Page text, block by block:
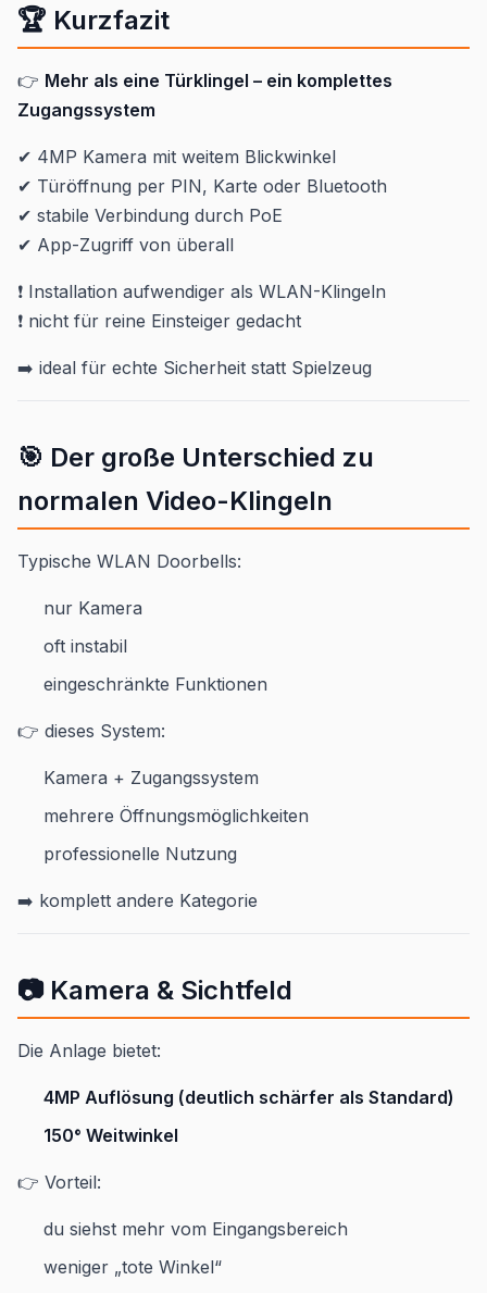
🏆 Kurzfazit
👉 Mehr als eine Türklingel – ein komplettes
Zugangssystem
✔ 4MP Kamera mit weitem Blickwinkel
✔ Türöffnung per PIN, Karte oder Bluetooth
✔ stabile Verbindung durch PoE
✔ App-Zugriff von überall
❗ Installation aufwendiger als WLAN-Klingeln
❗ nicht für reine Einsteiger gedacht
➡️ ideal für echte Sicherheit statt Spielzeug
🎯 Der große Unterschied zu
normalen Video-Klingeln
Typische WLAN Doorbells:
nur Kamera
oft instabil
eingeschränkte Funktionen
👉 dieses System:
Kamera + Zugangssystem
mehrere Öffnungsmöglichkeiten
professionelle Nutzung
➡️ komplett andere Kategorie
📷 Kamera & Sichtfeld
Die Anlage bietet:
4MP Auflösung (deutlich schärfer als Standard)
150° Weitwinkel
👉 Vorteil:
du siehst mehr vom Eingangsbereich
weniger „tote Winkel“